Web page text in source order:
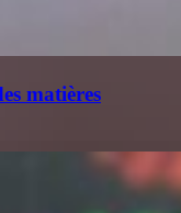
matières